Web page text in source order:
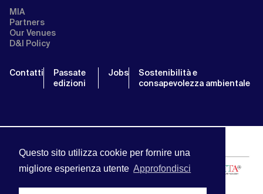
Questo sito utilizza cookie per fornire una
migliore esperienza utente Approfondisci
MIA
Partners
Our Venues
D&I Policy
Contatti
Passate
edizioni
Jobs
Sostenibilità e
consapevolezza ambientale